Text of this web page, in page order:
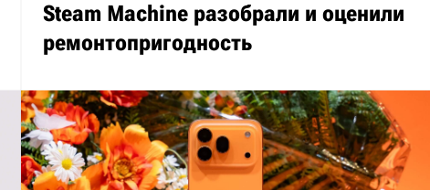
Steam Machine разобрали и оценили
ремонтопригодность